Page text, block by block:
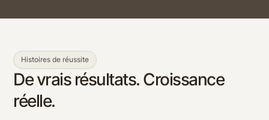
Histoires de réussite
De vrais résultats. Croissance
réelle.